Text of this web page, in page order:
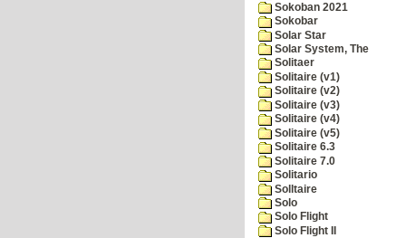
Sokoban 2021
Sokobar
Solar Star
Solar System, The
Solitaer
Solitaire (v1)
Solitaire (v2)
Solitaire (v3)
Solitaire (v4)
Solitaire (v5)
Solitaire 6.3
Solitaire 7.0
Solitario
Solltaire
Solo
Solo Flight
Solo Flight II